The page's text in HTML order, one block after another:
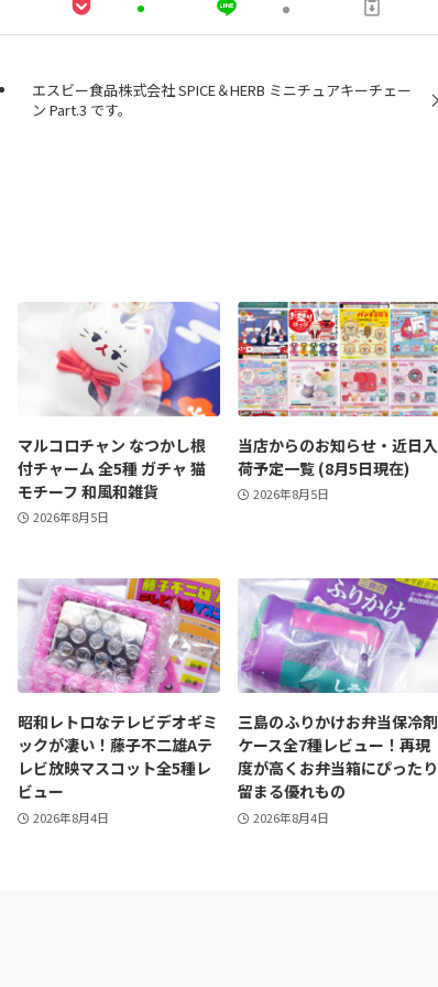
エスビー食品株式会社 SPICE＆HERB ミニチュアキーチェー
ン Part.3 です。
マルコロチャン なつかし根
付チャーム 全5種 ガチャ 猫
モチーフ 和風和雑貨
2026年8月5日
当店からのお知らせ・近日入
荷予定一覧 (8月5日現在)
2026年8月5日
昭和レトロなテレビデオギミ
ックが凄い！藤子不二雄Aテ
レビ放映マスコット全5種レ
ビュー
2026年8月4日
三島のふりかけお弁当保冷剤
ケース全7種レビュー！再現
度が高くお弁当箱にぴったり
留まる優れもの
2026年8月4日